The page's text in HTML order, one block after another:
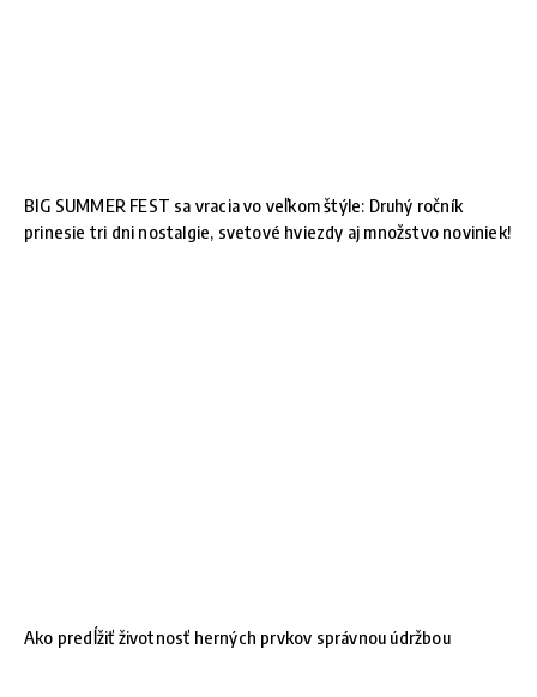
BIG SUMMER FEST sa vracia vo veľkom štýle: Druhý ročník
prinesie tri dni nostalgie, svetové hviezdy aj množstvo noviniek!
Ako predĺžiť životnosť herných prvkov správnou údržbou